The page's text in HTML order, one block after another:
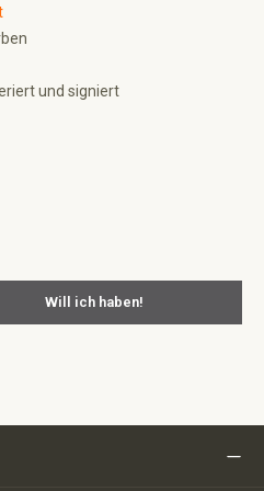
und signiert
den gewünschten
Will ich haben!